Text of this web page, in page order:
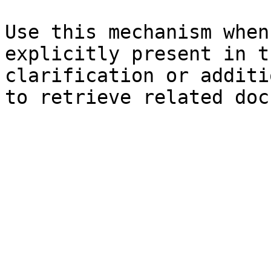
Use this mechanism
explicitly present in
clarification or